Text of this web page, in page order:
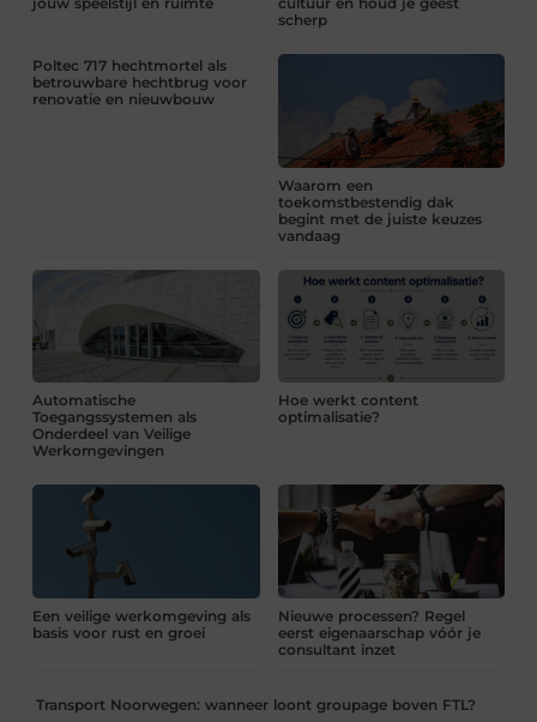
scherp
Poltec 717 hechtmortel als
betrouwbare hechtbrug voor
renovatie en nieuwbouw
Waarom een
toekomstbestendig dak
begint met de juiste keuzes
vandaag
Automatische
Toegangssystemen als
Onderdeel van Veilige
Werkomgevingen
Hoe werkt content
optimalisatie?
Een veilige werkomgeving als
basis voor rust en groei
Nieuwe processen? Regel
eerst eigenaarschap vóór je
consultant inzet
Transport Noorwegen: wanneer loont groupage boven FTL?